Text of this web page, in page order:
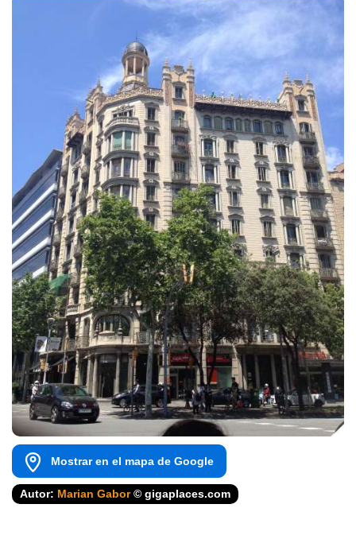
Mostrar en el mapa de Google
Autor: Marian Gabor© gigaplaces.com